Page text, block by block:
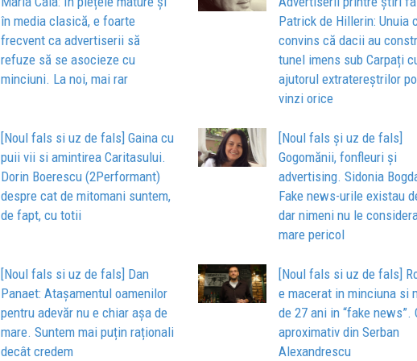
în media clasică, e foarte
frecvent ca advertiserii să
refuze să se asocieze cu
minciuni. La noi, mai rar
Patrick de Hillerin: Unuia
convins că dacii au
tunel imens sub Carpați
ajutorul extratereștrilor
vinzi orice
[Noul fals si uz de fals] Gaina cu
puii vii si amintirea Caritasului.
Dorin Boerescu (2Performant)
despre cat de mitomani suntem,
de fapt, cu totii
[Noul fals și uz de fals]
Gogomănii, fonfleuri și
advertising. Sidonia
Fake news-urile existau
dar nimeni nu le
mare pericol
[Noul fals si uz de fals] Dan
Panaet: Atașamentul oamenilor
pentru adevăr nu e chiar așa de
mare. Suntem mai puțin raționali
decât credem
[Noul fals si uz de fals]
e macerat in minciuna si
de 27 ani in “fake news”.
aproximativ din Serban
Alexandrescu